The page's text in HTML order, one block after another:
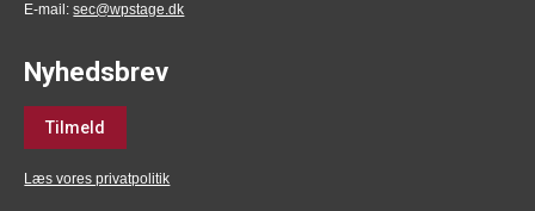
E-mail:sec@wpstage.dk
Nyhedsbrev
Tilmeld
Læs vores privatpolitik